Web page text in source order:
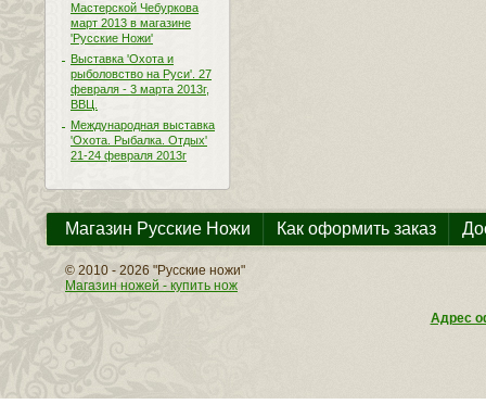
Мастерской Чебуркова
март 2013 в магазине
'Русские Ножи'
Выставка 'Охота и
рыболовство на Руси'. 27
февраля - 3 марта 2013г,
ВВЦ.
Международная выставка
'Охота. Рыбалка. Отдых'
21-24 февраля 2013г
Магазин Русские Ножи Как оформить заказ
© 2010 - 2026 "Русские ножи"
Магазин ножей - купить нож
Адрес